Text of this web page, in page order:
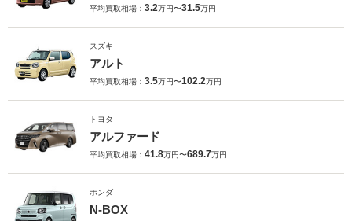
平均買取相場： 3.2万円〜31.5万円
スズキ
アルト
平均買取相場： 3.5万円〜102.2万円
トヨタ
アルファード
平均買取相場： 41.8万円〜689.7万円
ホンダ
N-BOX